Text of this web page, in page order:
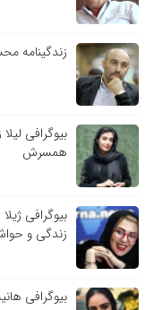
زندگینامه
بیوگرافی
همسرش
بیوگرافی
زندگی و
بیوگرافی